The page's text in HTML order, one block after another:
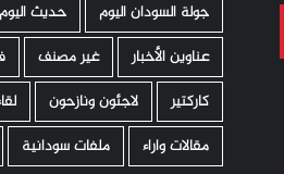
جولة السودان اليوم
حديث اليوم
عناوين الأخبار
غير مصنف
كاركتير
لاجئون ونازحون
مقالات واراء
ملفات سودانية